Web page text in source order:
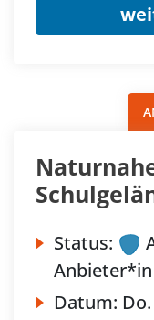
Status:
Anbieter*in
Datum: Do.